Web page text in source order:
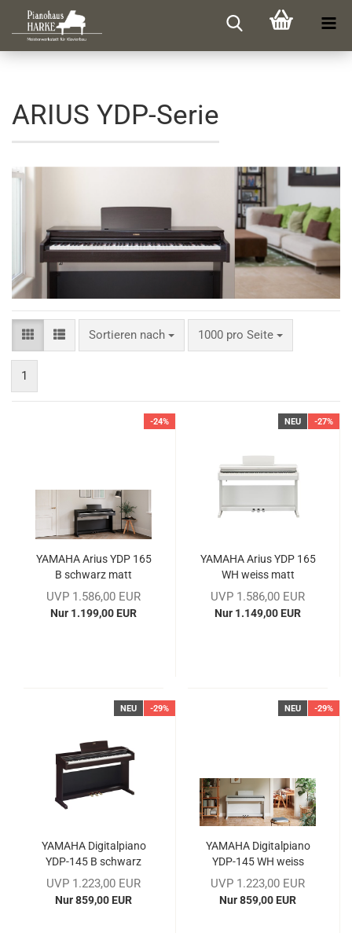
ARIUS YDP-Serie
Sortieren nach
Sortieren nach 1000 pro Seite
pro Seite
1
-24%
YA­MA­HA Arius YDP 165
B schwarz matt
UVP 1.586,00 EUR
Nur 1.199,00 EUR
NEU -27%
YA­MA­HA Arius YDP 165
WH weiss matt
UVP 1.586,00 EUR
Nur 1.149,00 EUR
NEU -29%
YA­MA­HA Di­gi­tal­pia­no
YDP-​145 B schwarz
matt
UVP 1.223,00 EUR
Nur 859,00 EUR
NEU -29%
YA­MA­HA Di­gi­tal­pia­no
YDP-​145 WH weiss
matt
UVP 1.223,00 EUR
Nur 859,00 EUR